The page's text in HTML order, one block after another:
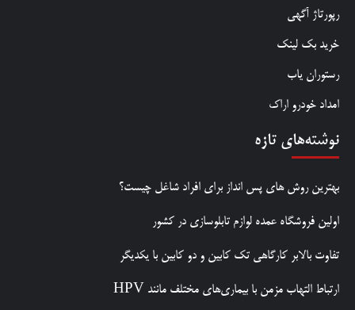
رپورتاژ آگهی
خرید بک لینک
رستوران یاب
امداد خودرو اراک
نوشته‌های تازه
بهترین روش‌ های پس‌ انداز برای افراد شاغل چیست؟
اولین فروشگاه عمده لوازم تابلوسازی در کشور
تفاوت بالابر کارگاهی تک کابین و دو کابین با یکدیگر
ارتباط التهاب مزمن با بیماری‌های مختلف مانند HPV